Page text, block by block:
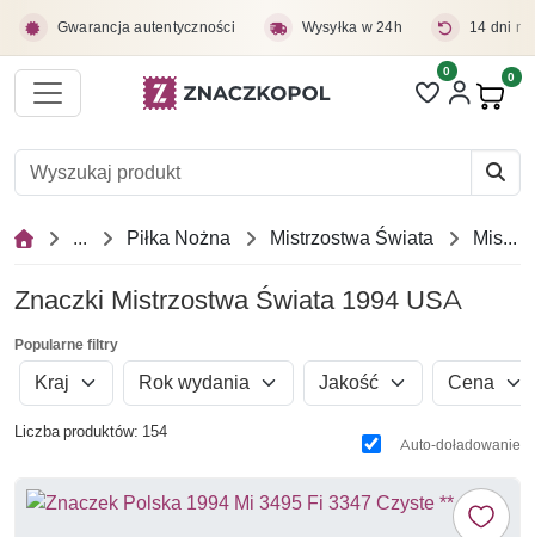
Gwarancja autentyczności Wysyłka w 24h 14 dni
Liczba pozycji
0 0
... Piłka Nożna Mistrzostwa Świata Mistrzostwa Świata 1994 USA
Znaczki Mistrzostwa Świata 1994 USA
Popularne filtry
Kraj Rok wydania Jakość Cena
Liczba produktów: 154
Auto-doładowanie